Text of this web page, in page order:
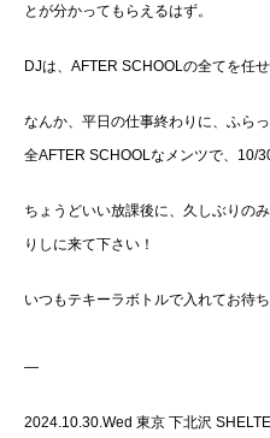
とが分かってもらえるはず。
DJは、AFTER SCHOOLの全てを任
なんか、平日の仕事終わりに、ふら
全AFTER SCHOOLなメンツで、10/
ちょうどいい放課後に、久しぶりの
りしに来て下さい！
いつもテキーラボトルで入れてお待ち
—
2024.10.30.Wed 東京 下北沢